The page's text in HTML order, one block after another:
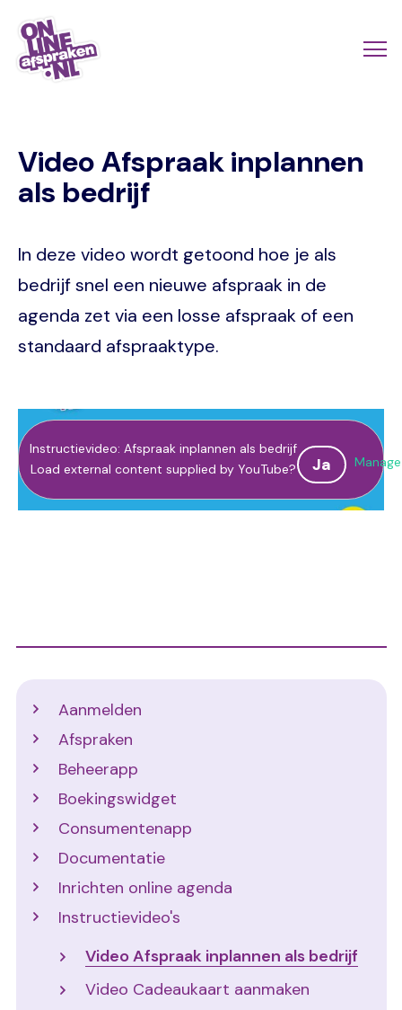
Naar
hoofdinhoud
Video Afspraak inplannen
als bedrijf
In deze video wordt getoond hoe je als
bedrijf snel een nieuwe afspraak in de
agenda zet via een losse afspraak of een
standaard afspraaktype.
Instructievideo: Afspraak inplannen als bedrijf
Load external content supplied by YouTube? Ja
Aanmelden
Afspraken
Beheerapp
Boekingswidget
Consumentenapp
Documentatie
Inrichten online agenda
Instructievideo's
Video Afspraak inplannen als bedrijf
Video Cadeaukaart aanmaken